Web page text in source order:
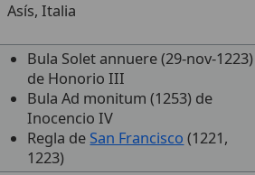
Asís, Italia
Bula Solet annuere (29-nov-1223)
de Honorio III
Bula Ad monitum (1253) de
Inocencio IV
Regla de San Francisco (1221,
1223)